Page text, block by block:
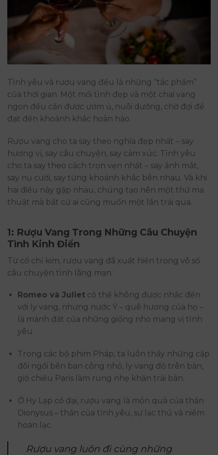
Tình yêu và rượu vang đều là những “tác phẩm”
của thời gian. Một mối tình đẹp và một chai vang
ngon đều cần được ươm ủ, nuôi dưỡng, chờ đợi để
đạt đến khoảnh khắc hoàn hảo.
Rượu vang cho ta say theo nghĩa đẹp nhất – say
hương vị, say câu chuyện, say cảm xúc. Tình yêu
cho ta say theo cách trọn vẹn nhất – say ánh mắt,
say nụ cười, say từng khoảnh khắc bên nhau. Và khi
hai điều này gặp nhau, chúng tạo nên một thứ ma
thuật mà bất cứ ai cũng muốn một lần trải qua.
1: Rượu Vang Trong Những Câu Chuyện
Tình Kinh Điển
Từ cổ chí kim, rượu vang đã xuất hiện trong vô số
câu chuyện tình lãng mạn:
Romeo và Julietcó thể không được nhắc đến
với ly vang, nhưng nước Ý – quê hương của họ –
là mảnh đất của những giống nho mang vị tình
yêu.
Trong các bộ phim Pháp, ta luôn thấy những cặp
đôi ngồi bên ban công nhỏ, ly vang đỏ trên bàn,
gió chiều Paris làm rung nhẹ khăn trải bàn.
Ở Hy Lạp cổ đại, rượu vang là món quà của thần
Dionysus – thần của tình yêu, sự lạc thú và niềm
hoan lạc.
Rượu vang luôn đi cùng những